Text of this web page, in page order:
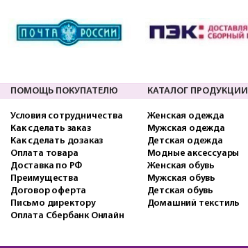
ПОМОЩЬ ПОКУПАТЕЛЮ
Условия сотрудничества
Как сделать заказ
Как сделать дозаказ
Оплата товара
Доставка по РФ
Преимущества
Договор оферта
Письмо директору
Оплата Сбербанк Онлайн
КАТАЛОГ ПРОДУКЦИИ
Женская одежда
Мужская одежда
Детская одежда
Модные аксессуары
Женская обувь
Мужская обувь
Детская обувь
Домашний текстиль